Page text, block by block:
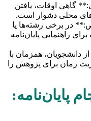
گاهی اوقات، یافتن
محلی دشوار است.
در برخی رشته‌ها یا
راهنمایی پایان‌نامه
همزمان با
زمان برای پژوهش را
پایان‌نامه: